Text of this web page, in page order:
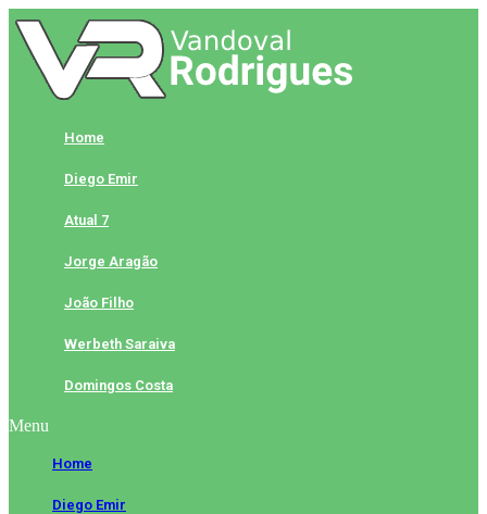
Skip
to
content
Home
Diego Emir
Atual 7
Jorge Aragão
João Filho
Werbeth Saraiva
Domingos Costa
Menu
Home
Diego Emir